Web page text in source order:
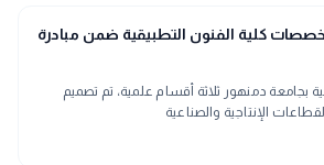
كلية الفنون التطبيقية ضمن مبادرة
بجامعة دمنهور ثلاثة أقسام علمية، تم تصميم
الإنتاجية والصناعية